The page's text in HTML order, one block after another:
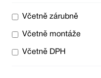
Včetně zárubně
Včetně montáže
Včetně DPH